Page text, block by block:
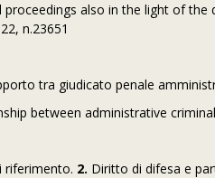
also in the light of
n.23651
tra giudicato penale
between administrative
riferimento. 2. Diritto di difesa e